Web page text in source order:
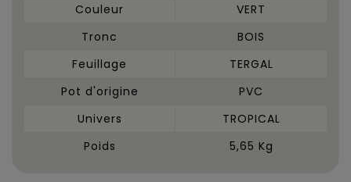
Couleur
VERT
Tronc
BOIS
Feuillage
TERGAL
Pot d'origine
PVC
Univers
TROPICAL
Poids
5,65 Kg